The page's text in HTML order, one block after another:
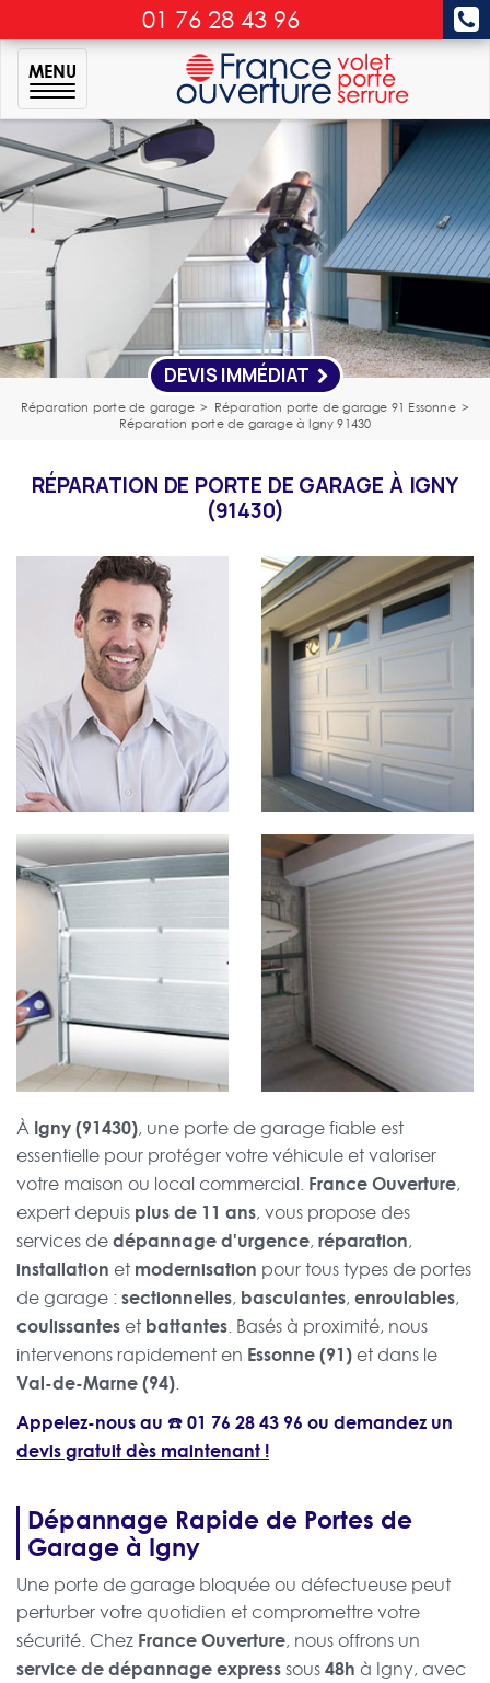
01 76 28 43 96
MENU
DEVIS IMMÉDIAT
Réparation porte de garage > Réparation porte de garage 91 Essonne >
Réparation porte de garage à Igny 91430
RÉPARATION DE PORTE DE GARAGE À IGNY
(91430)
À Igny (91430), une porte de garage fiable est
essentielle pour protéger votre véhicule et valoriser
votre maison ou local commercial. France Ouverture,
expert depuis plus de 11 ans, vous propose des
services dedépannage d'urgence, réparation,
installation et modernisation pour tous types de portes
de garage :sectionnelles, basculantes, enroulables,
coulissantes et battantes. Basés à proximité, nous
intervenons rapidement en Essonne (91) et dans le
Val-de-Marne (94).
Appelez-nous au ☎️01 76 28 43 96 ou demandez un
devis gratuit dès maintenant !
Dépannage Rapide de Portes de
Garage à Igny
Une porte de garage bloquée ou défectueuse peut
perturber votre quotidien et compromettre votre
sécurité. Chez France Ouverture, nous offrons un
service de dépannage expresssous48h à Igny, avec